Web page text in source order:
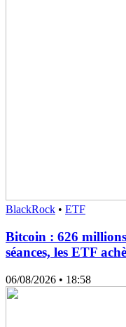
BlackRock • ETF
Bitcoin : 626
séances, les ETF
06/08/2026 • 18:58